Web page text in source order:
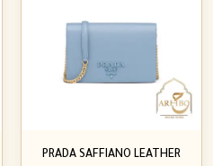
PRADA SAFFIANO LEATHER